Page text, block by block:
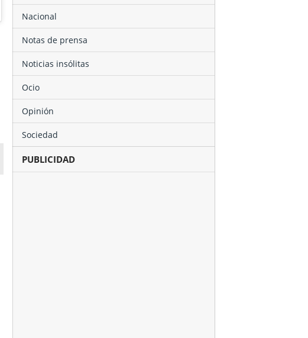
Nacional
Notas de prensa
Noticias insólitas
Ocio
Opinión
Sociedad
PUBLICIDAD